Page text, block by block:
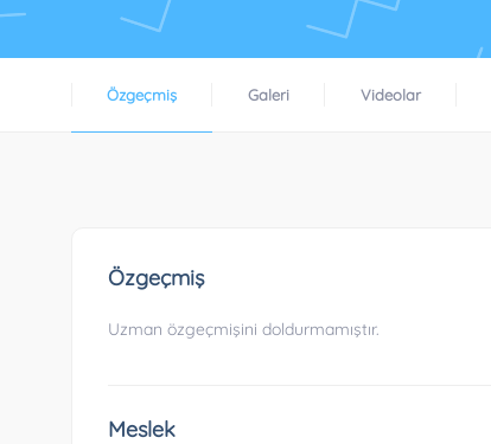
Özgeçmiş Galeri Videolar
Özgeçmiş
Uzman özgeçmişini doldurmamıştır.
Meslek